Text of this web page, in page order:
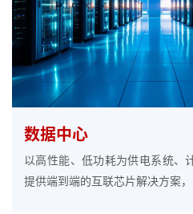
数据中心
以高性能、低功耗为供电系统、
提供端到端的互联芯片解决方案